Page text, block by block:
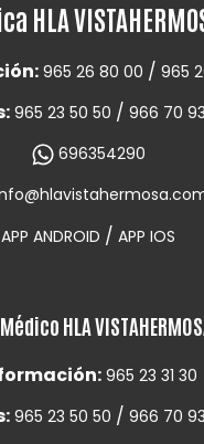
HLA
965 26 80 00 / 965
965 23 50 50 / 966 70
696354290
APP ANDROID / APP IOS
HLA
965 23 31 30
965 23 50 50 / 966 70